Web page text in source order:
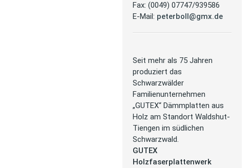
Fax: (0049) 07747/939586
E-Mail: peterboll@gmx.de
Seit mehr als 75 Jahren
produziert das
Schwarzwälder
Familienunternehmen
„GUTEX“ Dämmplatten aus
Holz am Standort Waldshut-
Tiengen im südlichen
Schwarzwald.
GUTEX
Holzfaserplattenwerk